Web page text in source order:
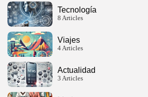
Tecnología
8 Articles
Viajes
4 Articles
Actualidad
3 Articles